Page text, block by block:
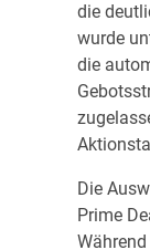
die
wurde
die
Die
Prime